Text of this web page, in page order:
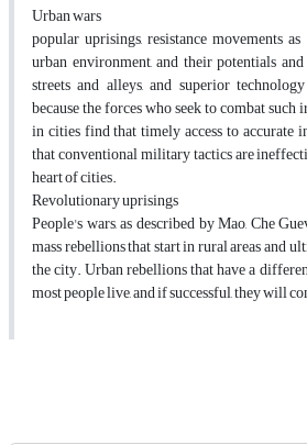
Urban wars
popular uprisings, resistance movements
urban environment, and their potentials
streets and alleys, and superior
because the forces who seek to combat
in cities find that timely access to
that conventional military tactics are
heart of cities.
Revolutionary uprisings
People's wars, as described by Mao, Che
mass rebellions that start in rural areas and
the city. Urban rebellions that have a
most people live, and if successful, they will